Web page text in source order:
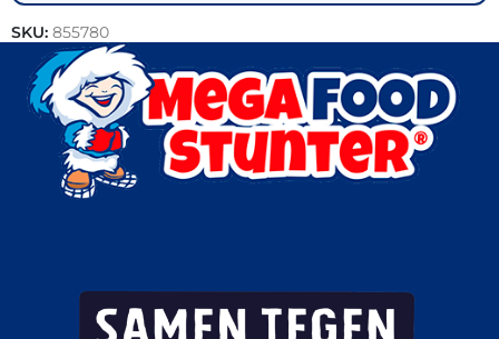
SKU: 855780
Categorieën:Patisserie